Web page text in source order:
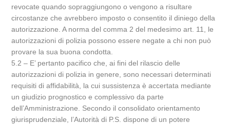
revocate quando sopraggiungono o vengono a risultare
circostanze che avrebbero imposto o consentito il diniego della
autorizzazione. A norma del comma 2 del medesimo art. 11, le
autorizzazioni di polizia possono essere negate a chi non può
provare la sua buona condotta.
5.2 – E’ pertanto pacifico che, ai fini del rilascio delle
autorizzazioni di polizia in genere, sono necessari determinati
requisiti di affidabilità, la cui sussistenza è accertata mediante
un giudizio prognostico e complessivo da parte
dell’Amministrazione. Secondo il consolidato orientamento
giurisprudenziale, l’Autorità di P.S. dispone di un potere